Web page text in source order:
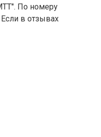
По номеру
в отзывах